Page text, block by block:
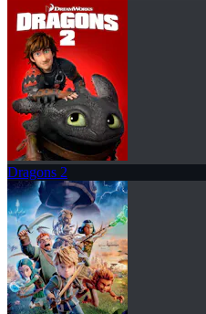
Dragons 2